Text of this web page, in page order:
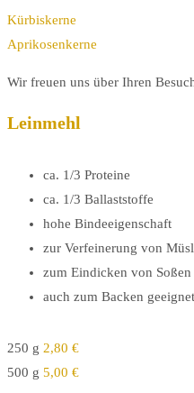
Kürbiskerne
Aprikosenkerne
Wir freuen uns über Ihren
Leinmehl
ca. 1/3 Proteine
ca. 1/3 Ballaststoffe
hohe Bindeeigenschaft
zur Verfeinerung von
zum Eindicken von Soßen
auch zum Backen geeignet
250 g 2,80 €
500 g 5,00 €